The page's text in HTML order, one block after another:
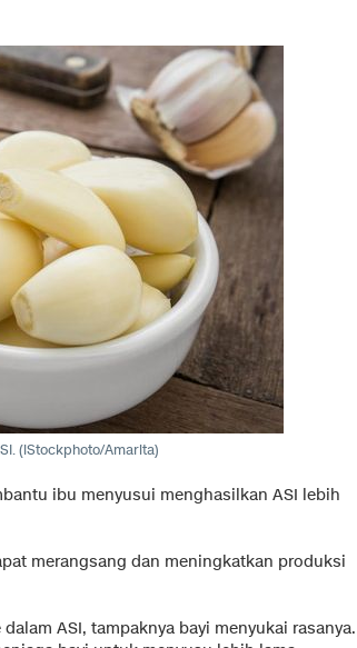
(iStockphoto/Amarita)
ibu menyusui menghasilkan ASI lebih
merangsang dan meningkatkan produksi
ASI, tampaknya bayi menyukai rasanya.